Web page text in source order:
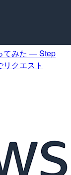
てみた — Step
クエスト